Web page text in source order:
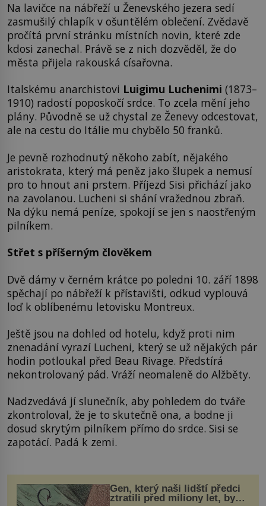
Na lavičce na nábřeží u Ženevského jezera sedí
zasmušilý chlapík v ošuntělém oblečení. Zvědavě
pročítá první stránku místních novin, které zde
kdosi zanechal. Právě se z nich dozvěděl, že do
města přijela rakouská císařovna.
Italskému anarchistovi Luigimu Luchenimi (1873–
1910) radostí poposkočí srdce. To zcela mění jeho
plány. Původně se už chystal ze Ženevy odcestovat,
ale na cestu do Itálie mu chybělo 50 franků.
Je pevně rozhodnutý někoho zabít, nějakého
aristokrata, který má peněz jako šlupek a nemusí
pro to hnout ani prstem. Příjezd Sisi přichází jako
na zavolanou. Lucheni si shání vražednou zbraň.
Na dýku nemá peníze, spokojí se jen s naostřeným
pilníkem.
Střet s příšerným člověkem
Dvě dámy v černém krátce po poledni 10. září 1898
spěchají po nábřeží k přístavišti, odkud vyplouvá
loď k oblíbenému letovisku Montreux.
Ještě jsou na dohled od hotelu, když proti nim
znenadání vyrazí Lucheni, který se už nějakých pár
hodin potloukal před Beau Rivage. Předstírá
nekontrolovaný pád. Vráží neomaleně do Alžběty.
Nadzvedává jí slunečník, aby pohledem do tváře
zkontroloval, že je to skutečně ona, a bodne ji
dosud skrytým pilníkem přímo do srdce. Sisi se
zapotácí. Padá k zemi.
Gen, který naši lidští předci
ztratili před miliony let, by